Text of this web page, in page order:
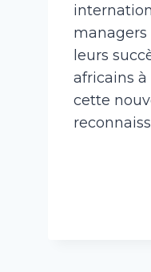
leurs
africains à
cette